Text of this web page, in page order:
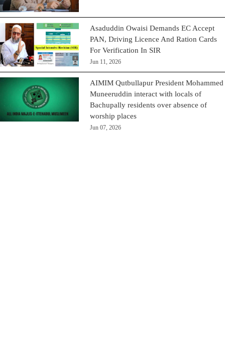
Asaduddin Owaisi Demands EC Accept
PAN, Driving Licence And Ration Cards
For Verification In SIR
Jun 11, 2026
AIMIM Qutbullapur President Mohammed
Muneeruddin interact with locals of
Bachupally residents over absence of
worship places
Jun 07, 2026